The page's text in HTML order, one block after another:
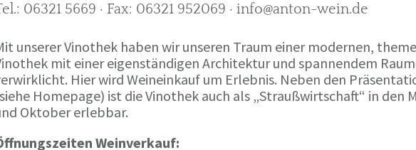
06321 5669 · Fax: 06321 952069 · info@anton-wein.de
unserer Vinothek haben wir unseren Traum einer modernen,
mit einer eigenständigen Architektur und spannendem
Hier wird Weineinkauf um Erlebnis. Neben den
Homepage) ist die Vinothek auch als „Straußwirtschaft“ in den
Oktober erlebbar.
Weinverkauf: